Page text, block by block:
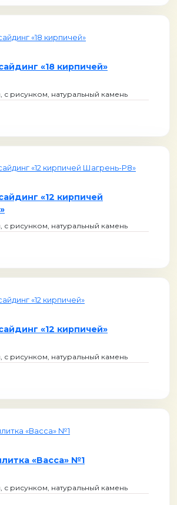
«18 кирпичей»
рисунком, натуральный камень
«12 кирпичей
рисунком, натуральный камень
«12 кирпичей»
рисунком, натуральный камень
«Васса» №1
рисунком, натуральный камень